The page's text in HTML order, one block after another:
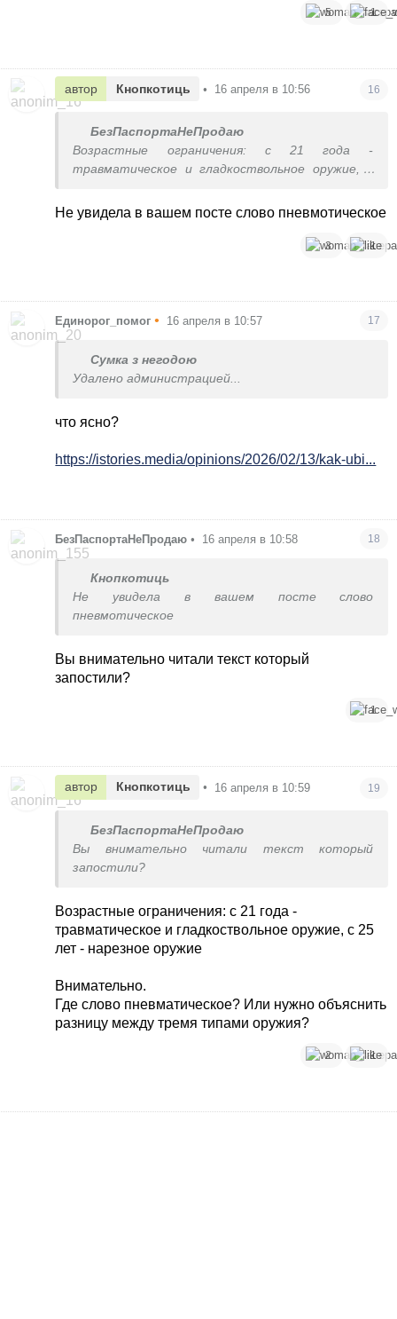
5 1
автор Кнопкотиць • 16 апреля в 10:56 16
БезПаспортаНеПродаю
Возрастные ограничения: с 21 года -
травматическое и гладкоствольное оружие, с
Не увидела в вашем посте слово пневмотическое
3 1
Единорог_помог • 16 апреля в 10:57 17
Сумка з негодою
Удалено администрацией...
что ясно?
https://istories.media/opinions/2026/02/13/kak-ubi...
БезПаспортаНеПродаю • 16 апреля в 10:58 18
Кнопкотиць
Не увидела в вашем посте слово
пневмотическое
Вы внимательно читали текст который
запостили?
1
автор Кнопкотиць • 16 апреля в 10:59 19
БезПаспортаНеПродаю
Вы внимательно читали текст который
запостили?
Возрастные ограничения: с 21 года -
травматическое и гладкоствольное оружие, с 25
лет - нарезное оружие
Внимательно.
Где слово пневматическое? Или нужно объяснить
разницу между тремя типами оружия?
2 1